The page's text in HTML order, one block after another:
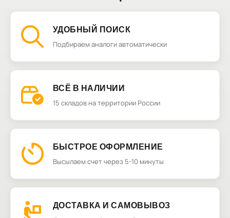
УДОБНЫЙ ПОИСК
Подбираем аналоги автоматически
ВСЁ В НАЛИЧИИ
15 складов на территории России
БЫСТРОЕ ОФОРМЛЕНИЕ
Высылаем счет через 5-10 минуты
ДОСТАВКА И САМОВЫВОЗ